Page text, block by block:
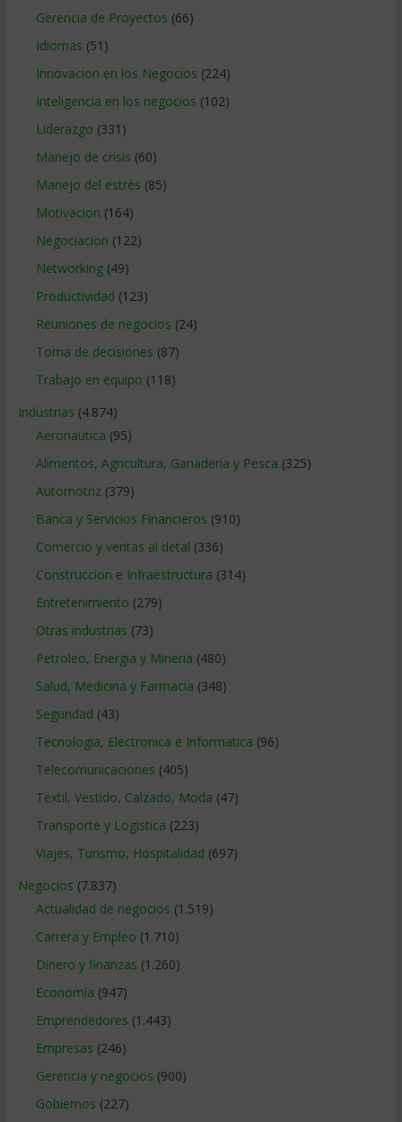
Gerencia de Proyectos (66)
Idiomas (51)
Innovacion en los Negocios (224)
Inteligencia en los negocios (102)
Liderazgo (331)
Manejo de crisis (60)
Manejo del estrés (85)
Motivacion (164)
Negociacion (122)
Networking(49)
Productividad (123)
Reuniones de negocios (24)
Toma de decisiones (87)
Trabajo en equipo (118)
Industrias (4.874)
Aeronautica (95)
Alimentos, Agricultura, Ganaderia y Pesca (325)
Automotriz(379)
Banca y Servicios Financieros (910)
Comercio y ventas al detal (336)
Construccion e Infraestructura (314)
Entretenimiento (279)
Otras industrias (73)
Petroleo, Energia y Mineria (480)
Salud, Medicina y Farmacia (348)
Seguridad (43)
Tecnologia, Electronica e Informatica (96)
Telecomunicaciones (405)
Textil, Vestido, Calzado, Moda (47)
Transporte y Logistica (223)
Viajes, Turismo, Hospitalidad (697)
Negocios (7.837)
Actualidad de negocios (1.519)
Carrera y Empleo (1.710)
Dinero y finanzas (1.260)
Economía (947)
Emprendedores (1.443)
Empresas (246)
Gerencia y negocios (900)
Gobiernos (227)